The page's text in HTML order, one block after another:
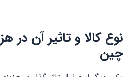
نوع کالا و تاثیر آن در
چین